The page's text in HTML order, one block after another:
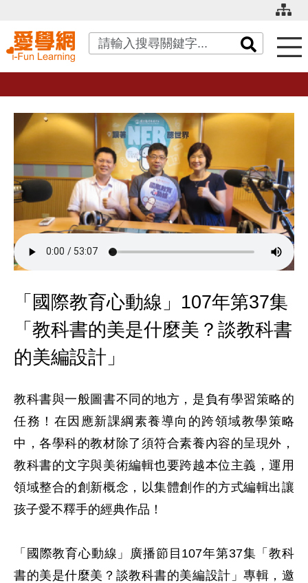
關鍵字搜尋
「國際教育心動線」107年第37集
「教科書的美是什麼美？談教科書
的美編設計」
教科書與一般圖書不同的地方，是負有學習策略的
任務！在因應新課綱素養導向的跨領域教學策略
中，各學科的教材除了須符合素養內容的呈現外，
教科書的文字與美術編輯也要跨越本位主義，運用
領域整合的創新概念，以集體創作的方式編輯出讓
孩子愛不釋手的經典作品！
「國際教育心動線」廣播節目107年第37集「教科
書的美是什麼美？談教科書的美編設計」專輯，邀